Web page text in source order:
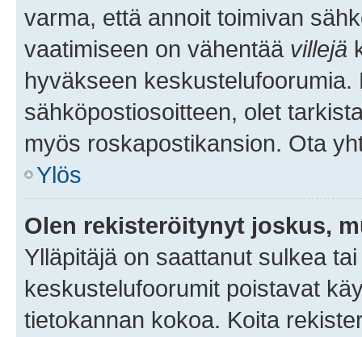
varma, että annoit toimivan
vaatimiseen on vähentää villejä
hyväkseen
sähköpostiosoitteen, olet
myös roskapostikansion. Ota
Ylös
Olen rekisteröitynyt joskus,
Ylläpitäjä on saattanut sulkea
keskustelufoorumit poistavat
tietokannan kokoa. Koita